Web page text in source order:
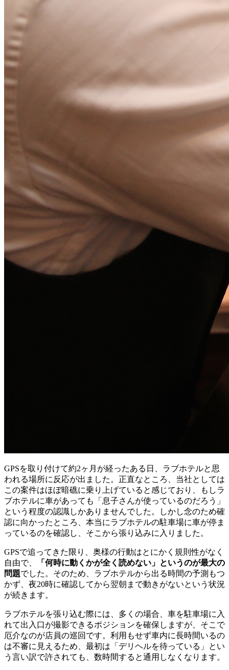
GPSを取り付けて約2ヶ月が経ったある日
ラブホテルと思
われる場所に反応が出ました 。 正直なところ
当社としては
この案件はほぼ暗礁に乗り上げていると感じており
もしラ
ブホテルに車があっても「息子さんが使っているのだろう」
という程度の認識しかありませんでした 。
しかし念のため確
認に向かったところ
本当にラブホテルの駐車場に車が停ま
っているのを確認し
そこから張り込みに入りました 。
GPSで追ってきた限り
奥様の行動はとにかく規則性がなく
自由で、
「何時に動くかが全く読めない」というのが最大の
問題でした 。 そのため
ラブホテルから出る時間の予測もつ
かず
夜20時に確認してから翌朝まで動きがないという状況
が続きます。
ラブホテルを張り込む際には 多くの場合
車を駐車場に入
れて出入口が撮影できるポジションを確保しますが
そこで
厄介なのが店員の巡回です。 利用もせず車内に長時間いるの
は不審に見えるため
最初は「デリヘルを待っている」とい
う言い訳で許されても
数時間すると通用しなくなります。